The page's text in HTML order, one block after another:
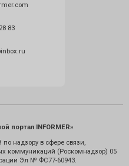
83
портал INFORMER»
надзору в сфере связи,
коммуникаций (Роскомнадзор) 05
Эл № ФС77-60943.